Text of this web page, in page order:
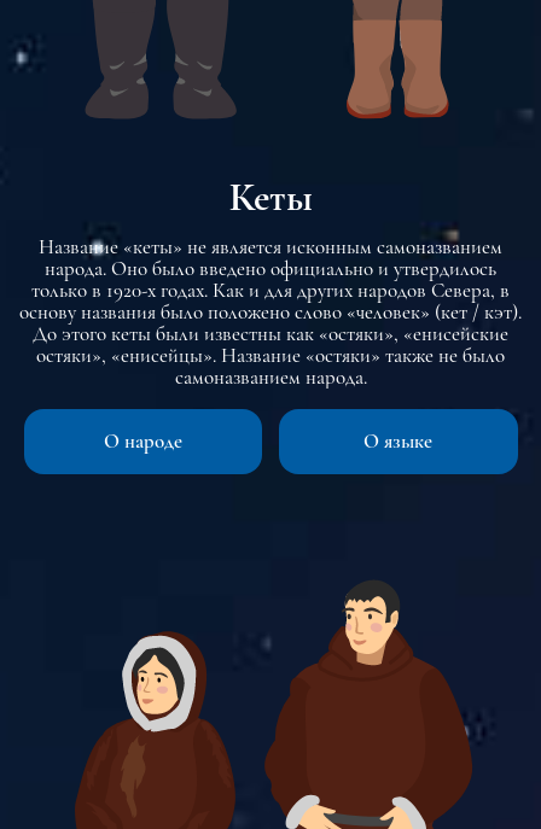
Кеты
Название «кеты» не является исконным самоназванием
народа. Оно было введено официально и утвердилось
только в 1920-х годах. Как и для других народов Севера, в
основу названия было положено слово «человек» (кет / кэт).
До этого кеты были известны как «остяки», «енисейские
остяки», «енисейцы». Название «остяки» также не было
самоназванием народа.
О народе О языке